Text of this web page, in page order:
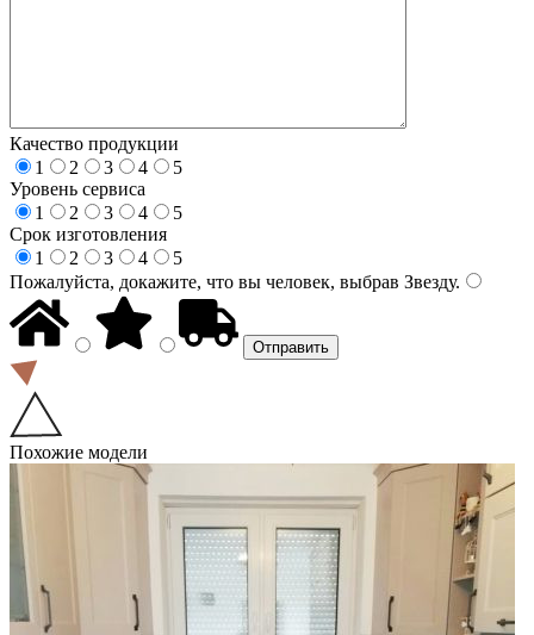
Качество продукции
1
2 3 4
5
Уровень сервиса
1
2 3 4
5
Срок изготовления
1
2 3 4
5
Пожалуйста, докажите, что вы человек, выбрав Звезду.
Похожие модели